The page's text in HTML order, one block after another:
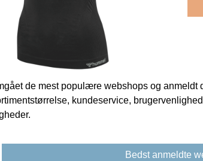
de mest populære webshops og anmeldt
kundeservice,
Bedst anmeldte